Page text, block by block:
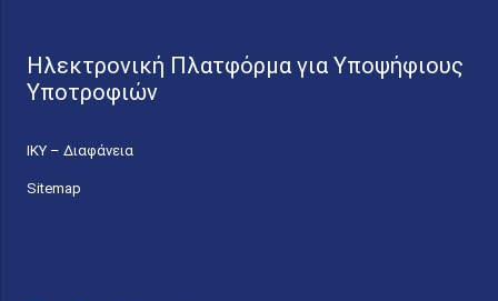
Ηλεκτρονική Πλατφόρμα για Υποψήφιους
Υποτροφιών
ΙΚΥ – Διαφάνεια
Sitemap